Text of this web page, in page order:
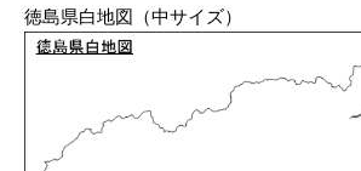
徳島県白地図（中サイズ）